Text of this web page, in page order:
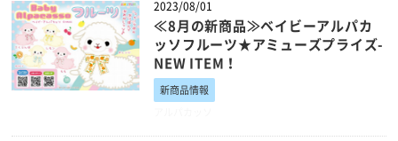
2023/08/01
≪8月の新商品≫ベイビーアルパカ
ッソフルーツ★アミューズプライズ-
NEW ITEM！
新商品情報